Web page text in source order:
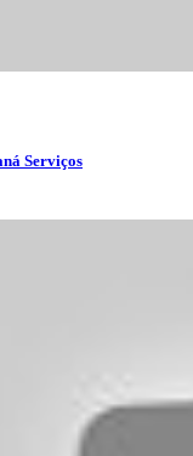
Serviços